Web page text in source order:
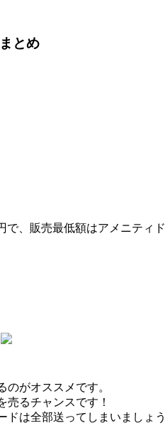
とめ
、販売最低額はアメニティ
のがオススメです。
るチャンスです！
は全部送ってしまいましょう